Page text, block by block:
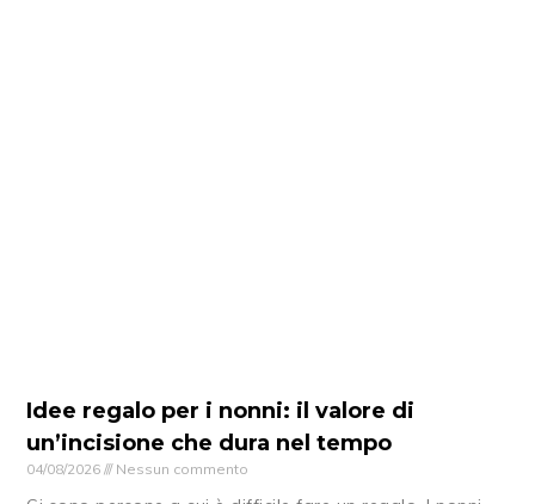
Idee regalo per i nonni: il valore di
un’incisione che dura nel tempo
04/08/2026 Nessun commento